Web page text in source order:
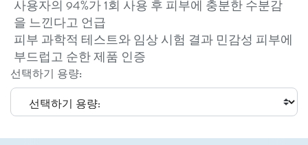
사용자의 94%가 1회 사용 후 피부에 충분한 수분감
을 느낀다고 언급
피부 과학적 테스트와 임상 시험 결과 민감성 피부에
부드럽고 순한 제품 인증
선택하기 용량: